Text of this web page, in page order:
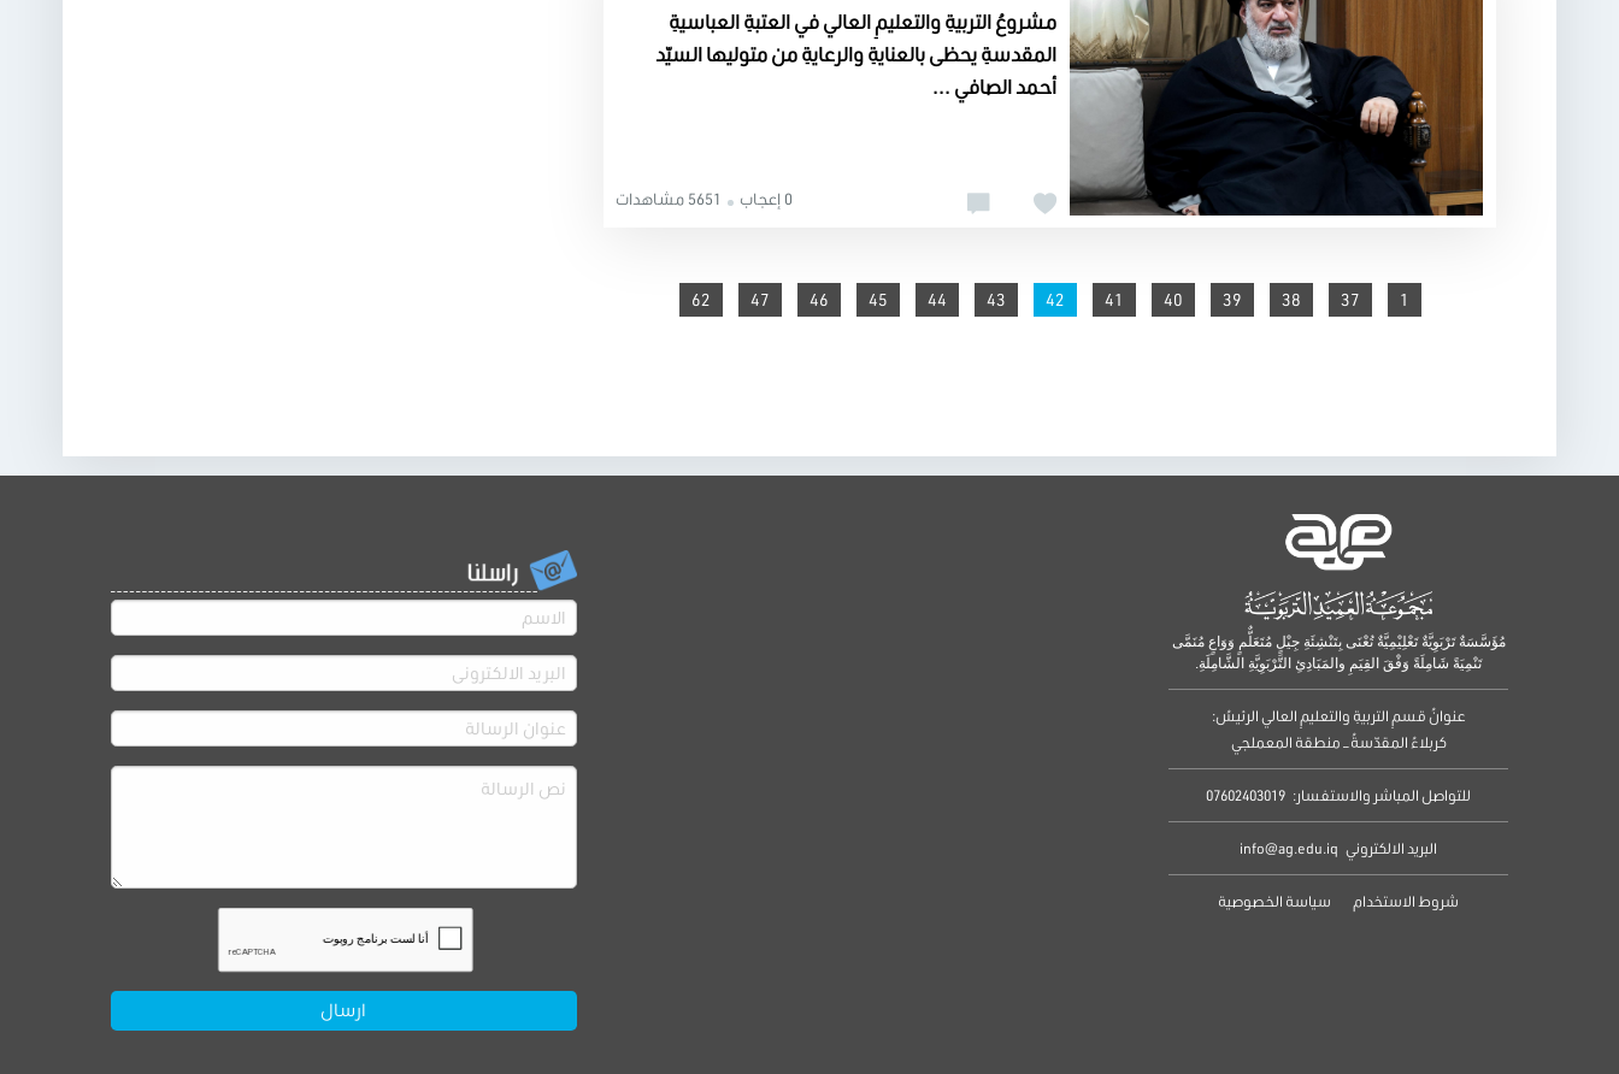
مشروعُ التربيةِ والتعليمِ العالي في العتبةِ العباسيةِ
المقدسةِ يحظى بالعنايةِ والرعايةِ من متوليها السيّد
أحمد الصافي ...
5651 مشاهدات 0 إعجاب
1
37
38
39
40
41
You're on page
42
43
44
45
46
47
62
مُؤَسَّسَةٌ تَرْبَوِيَّةٌ تَعْلِيْمِيَّةٌ تُعْنَى بِتَنْشِئَةِ جِيْلٍ مُتَعَلٌّمٍ وَوَاعٍ مُنَمَّى
تَنْمِيَةً شَامِلَةً وَفْقَ القِيَمِ والمَبَادِئِ التَّرْبَوِيَّةِ الشَّامِلَةِ.
عنوانُ قسمِ التربيةِ والتعليمِ العالي الرئيسُ:
كربلاءُ المقدّسةُ – منطقة المعملجي
للتواصل المباشر والاستفسار: 07602403019
البريد الالكتروني info@ag.edu.iq
شروط الاستخدام سياسة الخصوصية